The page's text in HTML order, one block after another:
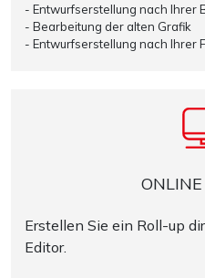
- Entwurfserstellung nach Ihrer
- Bearbeitung der alten Grafik
- Entwurfserstellung nach Ihrer
Erstellen Sie ein Roll-up
Editor.